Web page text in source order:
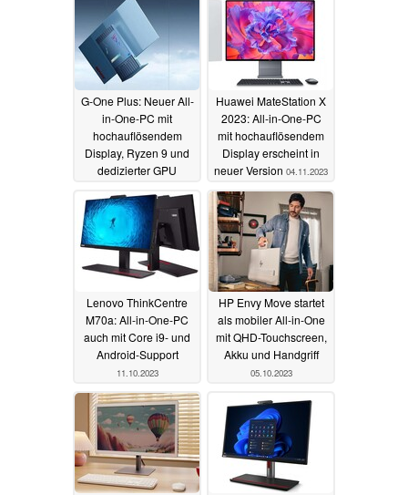
G-One Plus: Neuer All-
in-One-PC mit
hochauflösendem
Display, Ryzen 9 und
dedizierter GPU
Huawei MateStation X
2023: All-in-One-PC
mit hochauflösendem
Display erscheint in
neuer Version 04.11.2023
Lenovo ThinkCentre
M70a: All-in-One-PC
auch mit Core i9- und
Android-Support
11.10.2023
HP Envy Move startet
als mobiler All-in-One
mit QHD-Touchscreen,
Akku und Handgriff
05.10.2023